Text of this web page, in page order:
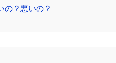
の？悪いの？